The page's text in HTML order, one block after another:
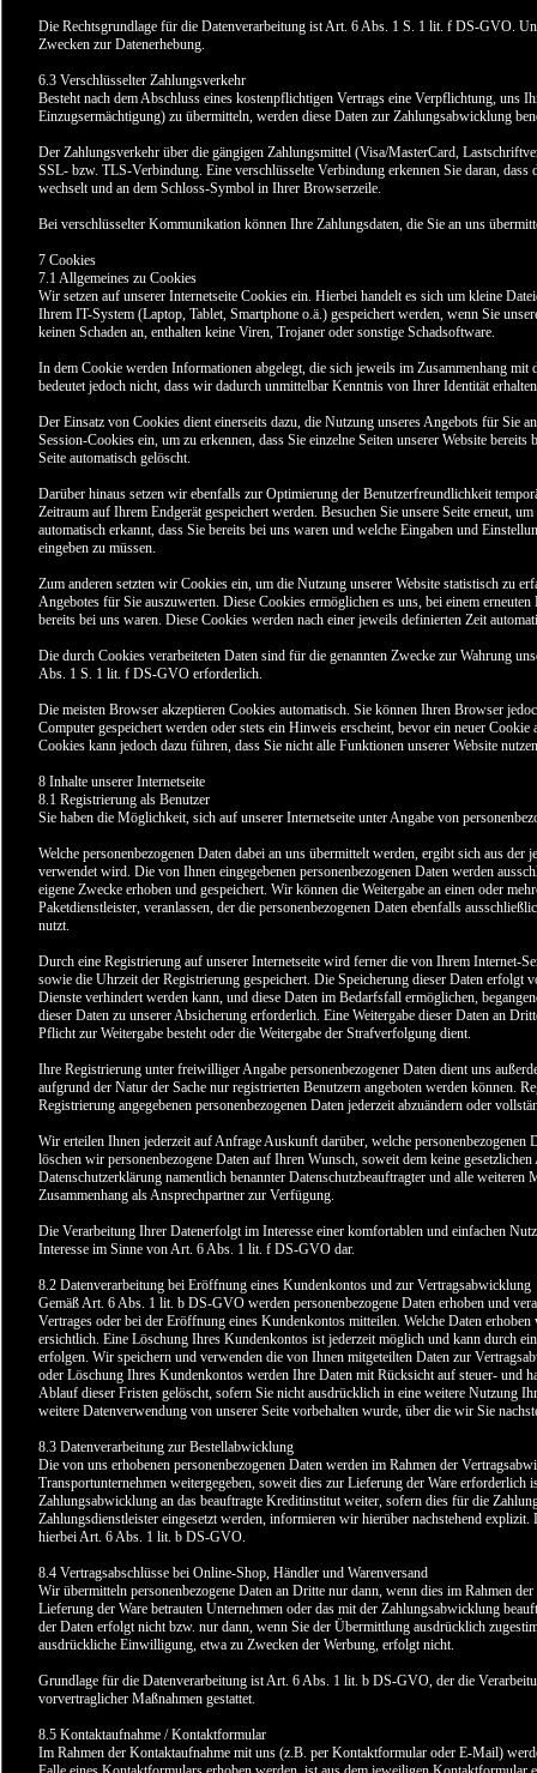
Die Rechtsgrundlage für die Datenverarbeitung ist Art. 6 Abs. 1 S. 1 lit. f DS-GVO.
Zwecken zur Datenerhebung.
6.3 Verschlüsselter Zahlungsverkehr
Besteht nach dem Abschluss eines kostenpflichtigen Vertrags eine Verpflichtung, uns
Einzugsermächtigung) zu übermitteln, werden diese Daten zur Zahlungsabwicklung
Der Zahlungsverkehr über die gängigen Zahlungsmittel (Visa/MasterCard,
SSL- bzw. TLS-Verbindung. Eine verschlüsselte Verbindung erkennen Sie daran,
wechselt und an dem Schloss-Symbol in Ihrer Browserzeile.
Bei verschlüsselter Kommunikation können Ihre Zahlungsdaten, die Sie an uns
7 Cookies
7.1 Allgemeines zu Cookies
Wir setzen auf unserer Internetseite Cookies ein. Hierbei handelt es sich um kleine
Ihrem IT-System (Laptop, Tablet, Smartphone o.ä.) gespeichert werden, wenn Sie
keinen Schaden an, enthalten keine Viren, Trojaner oder sonstige Schadsoftware.
In dem Cookie werden Informationen abgelegt, die sich jeweils im Zusammenhang mit
bedeutet jedoch nicht, dass wir dadurch unmittelbar Kenntnis von Ihrer Identität
Der Einsatz von Cookies dient einerseits dazu, die Nutzung unseres Angebots für Sie
Session-Cookies ein, um zu erkennen, dass Sie einzelne Seiten unserer Website bereits
Seite automatisch gelöscht.
Darüber hinaus setzen wir ebenfalls zur Optimierung der Benutzerfreundlichkeit
Zeitraum auf Ihrem Endgerät gespeichert werden. Besuchen Sie unsere Seite erneut,
automatisch erkannt, dass Sie bereits bei uns waren und welche Eingaben und
eingeben zu müssen.
Zum anderen setzten wir Cookies ein, um die Nutzung unserer Website statistisch zu
Angebotes für Sie auszuwerten. Diese Cookies ermöglichen es uns, bei einem
bereits bei uns waren. Diese Cookies werden nach einer jeweils definierten Zeit
Die durch Cookies verarbeiteten Daten sind für die genannten Zwecke zur Wahrung
Abs. 1 S. 1 lit. f DS-GVO erforderlich.
Die meisten Browser akzeptieren Cookies automatisch. Sie können Ihren Browser
Computer gespeichert werden oder stets ein Hinweis erscheint, bevor ein neuer
Cookies kann jedoch dazu führen, dass Sie nicht alle Funktionen unserer Website
8 Inhalte unserer Internetseite
8.1 Registrierung als Benutzer
Sie haben die Möglichkeit, sich auf unserer Internetseite unter Angabe von
Welche personenbezogenen Daten dabei an uns übermittelt werden, ergibt sich aus
verwendet wird. Die von Ihnen eingegebenen personenbezogenen Daten werden
eigene Zwecke erhoben und gespeichert. Wir können die Weitergabe an einen oder
Paketdienstleister, veranlassen, der die personenbezogenen Daten ebenfalls
nutzt.
Durch eine Registrierung auf unserer Internetseite wird ferner die von Ihrem Internet-
sowie die Uhrzeit der Registrierung gespeichert. Die Speicherung dieser Daten erfolgt
Dienste verhindert werden kann, und diese Daten im Bedarfsfall ermöglichen,
dieser Daten zu unserer Absicherung erforderlich. Eine Weitergabe dieser Daten an
Pflicht zur Weitergabe besteht oder die Weitergabe der Strafverfolgung dient.
Ihre Registrierung unter freiwilliger Angabe personenbezogener Daten dient uns
aufgrund der Natur der Sache nur registrierten Benutzern angeboten werden können.
Registrierung angegebenen personenbezogenen Daten jederzeit abzuändern oder
Wir erteilen Ihnen jederzeit auf Anfrage Auskunft darüber, welche personenbezogenen
löschen wir personenbezogene Daten auf Ihren Wunsch, soweit dem keine
Datenschutzerklärung namentlich benannter Datenschutzbeauftragter und alle weiteren
Zusammenhang als Ansprechpartner zur Verfügung.
Die Verarbeitung Ihrer Datenerfolgt im Interesse einer komfortablen und einfachen
Interesse im Sinne von Art. 6 Abs. 1 lit. f DS-GVO dar.
8.2 Datenverarbeitung bei Eröffnung eines Kundenkontos und zur Vertragsabwicklung
Gemäß Art. 6 Abs. 1 lit. b DS-GVO werden personenbezogene Daten erhoben und
Vertrages oder bei der Eröffnung eines Kundenkontos mitteilen. Welche Daten
ersichtlich. Eine Löschung Ihres Kundenkontos ist jederzeit möglich und kann durch
erfolgen. Wir speichern und verwenden die von Ihnen mitgeteilten Daten zur
oder Löschung Ihres Kundenkontos werden Ihre Daten mit Rücksicht auf steuer- und
Ablauf dieser Fristen gelöscht, sofern Sie nicht ausdrücklich in eine weitere Nutzung
weitere Datenverwendung von unserer Seite vorbehalten wurde, über die wir Sie
8.3 Datenverarbeitung zur Bestellabwicklung
Die von uns erhobenen personenbezogenen Daten werden im Rahmen der
Transportunternehmen weitergegeben, soweit dies zur Lieferung der Ware erforderlich
Zahlungsabwicklung an das beauftragte Kreditinstitut weiter, sofern dies für die
Zahlungsdienstleister eingesetzt werden, informieren wir hierüber nachstehend
hierbei Art. 6 Abs. 1 lit. b DS-GVO.
8.4 Vertragsabschlüsse bei Online-Shop, Händler und Warenversand
Wir übermitteln personenbezogene Daten an Dritte nur dann, wenn dies im Rahmen
Lieferung der Ware betrauten Unternehmen oder das mit der Zahlungsabwicklung
der Daten erfolgt nicht bzw. nur dann, wenn Sie der Übermittlung ausdrücklich
ausdrückliche Einwilligung, etwa zu Zwecken der Werbung, erfolgt nicht.
Grundlage für die Datenverarbeitung ist Art. 6 Abs. 1 lit. b DS-GVO, der die
vorvertraglicher Maßnahmen gestattet.
8.5 Kontaktaufnahme / Kontaktformular
Im Rahmen der Kontaktaufnahme mit uns (z.B. per Kontaktformular oder E-Mail)